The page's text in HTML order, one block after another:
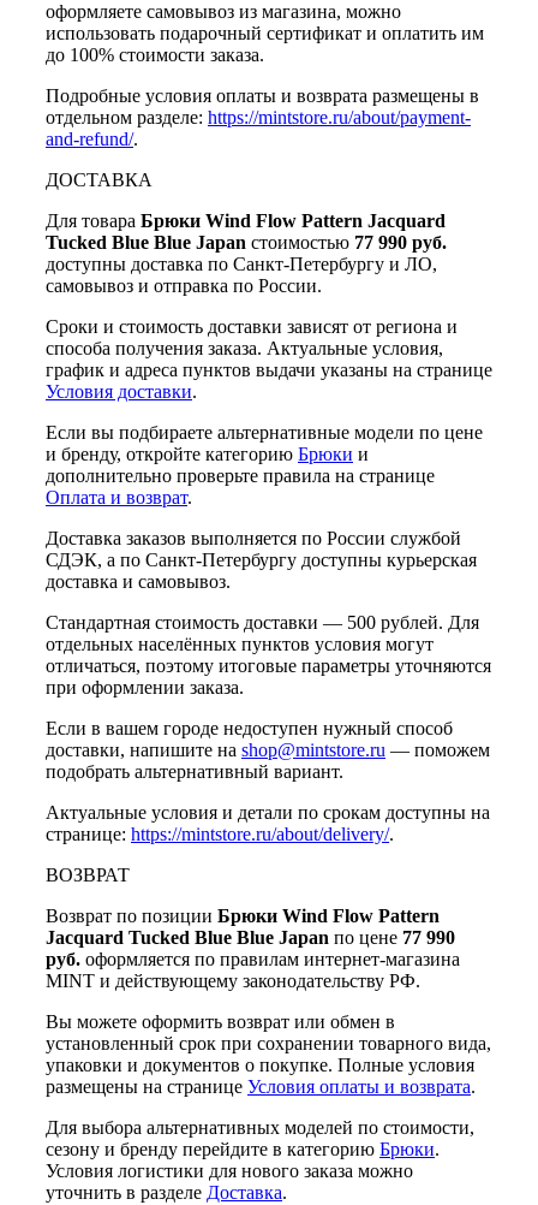
оформляете самовывоз из магазина, можно
использовать подарочный сертификат и оплатить им
до 100% стоимости заказа.
Подробные условия оплаты и возврата размещены в
отдельном разделе: https://mintstore.ru/about/payment-
and-refund/.
ДОСТАВКА
Для товара Брюки Wind Flow Pattern Jacquard
Tucked Blue Blue Japan стоимостью 77 990 руб.
доступны доставка по Санкт-Петербургу и ЛО,
самовывоз и отправка по России.
Сроки и стоимость доставки зависят от региона и
способа получения заказа. Актуальные условия,
график и адреса пунктов выдачи указаны на странице
Условия доставки.
Если вы подбираете альтернативные модели по цене
и бренду, откройте категорию Брюки и
дополнительно проверьте правила на странице
Оплата и возврат.
Доставка заказов выполняется по России службой
СДЭК, а по Санкт-Петербургу доступны курьерская
доставка и самовывоз.
Стандартная стоимость доставки — 500 рублей. Для
отдельных населённых пунктов условия могут
отличаться, поэтому итоговые параметры уточняются
при оформлении заказа.
Если в вашем городе недоступен нужный способ
доставки, напишите на shop@mintstore.ru — поможем
подобрать альтернативный вариант.
Актуальные условия и детали по срокам доступны на
странице: https://mintstore.ru/about/delivery/.
ВОЗВРАТ
Возврат по позиции Брюки Wind Flow Pattern
Jacquard Tucked Blue Blue Japan по цене 77 990
руб. оформляется по правилам интернет-магазина
MINT и действующему законодательству РФ.
Вы можете оформить возврат или обмен в
установленный срок при сохранении товарного вида,
упаковки и документов о покупке. Полные условия
размещены на странице Условия оплаты и возврата.
Для выбора альтернативных моделей по стоимости,
сезону и бренду перейдите в категорию Брюки.
Условия логистики для нового заказа можно
уточнить в разделе Доставка.